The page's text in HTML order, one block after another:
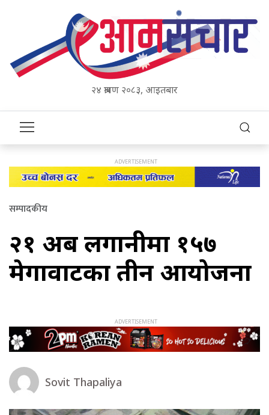
२४ श्रावण २०८३, आइतबार
सम्पादकीय
२१ अर्ब लगानीमा १५७
मेगावाटका तीन आयोजना
Sovit Thapaliya